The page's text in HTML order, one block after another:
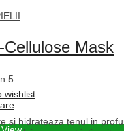
wishlist
Cellulose Mask
5
si hidrateaza tenul in